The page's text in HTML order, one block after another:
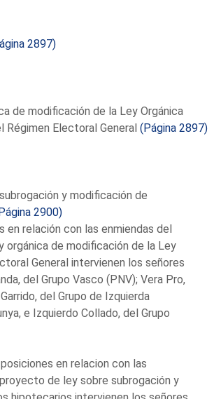
2897)
de modificación de la Ley Orgánica
Régimen Electoral General (Página 2897)
y modificación de
2900)
en relación con las enmiendas del
orgánica de modificación de la Ley
General intervienen los señores
del Grupo Vasco (PNV); Vera Pro,
del Grupo de Izquierda
e Izquierdo Collado, del Grupo
en relacion con las
de ley sobre subrogación y